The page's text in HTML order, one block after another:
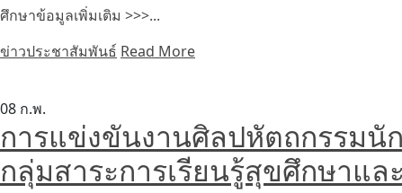
ศึกษาข้อมูลเพิ่มเติม >>>...
ข่าวประชาสัมพันธ์ Read More
08 ก.พ.
การแข่งขันงานศิลปหัตถกรรมนั
กลุ่มสาระการเรียนรู้สุขศึกษาแ